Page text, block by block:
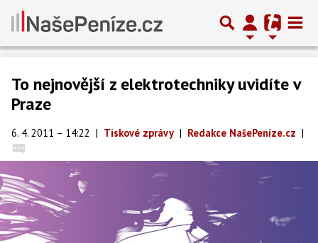
To nejnovější z elektrotechniky uvidíte v
Praze
6. 4. 2011 – 14:22 | Tiskové zprávy | Redakce NašePeníze.cz |